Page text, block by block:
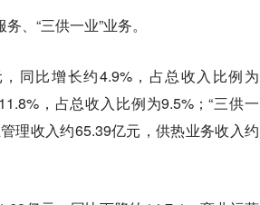
、“三供一业”业务。
同比增长约4.9%，占总收入比例为
，占总收入比例为9.5%；“三供一
理收入约65.39亿元，供热业务收入约